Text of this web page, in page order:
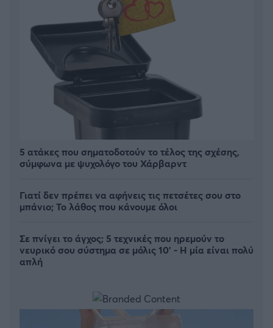
5 ατάκες που σηματοδοτούν το τέλος της σχέσης,
σύμφωνα με ψυχολόγο του Χάρβαρντ
Γιατί δεν πρέπει να αφήνεις τις πετσέτες σου στο
μπάνιο; Το λάθος που κάνουμε όλοι
Σε πνίγει το άγχος; 5 τεχνικές που ηρεμούν το
νευρικό σου σύστημα σε μόλις 10' - Η μία είναι πολύ
απλή